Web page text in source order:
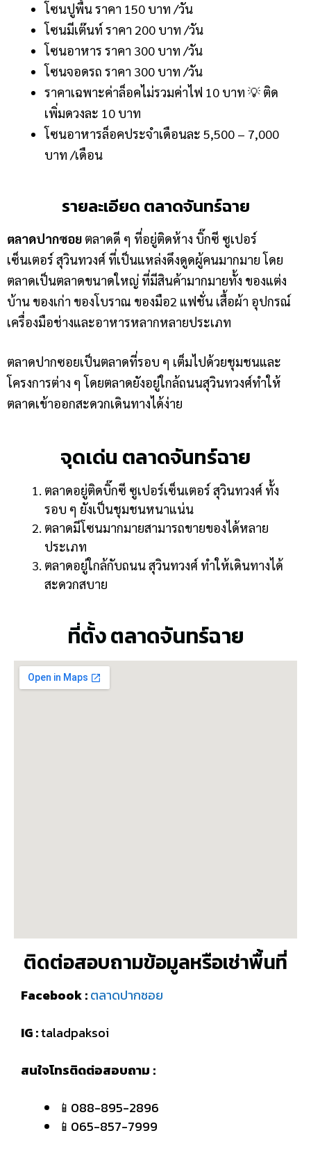
โซนปูพื้น ราคา 150 บาท /วัน
โซนมีเต๊นท์ ราคา 200 บาท /วัน
โซนอาหาร ราคา 300 บาท /วัน
โซนจอดรถ ราคา 300 บาท /วัน
ราคาเฉพาะค่าล็อคไม่รวมค่าไฟ 10 บาท 💡 ติด
เพิ่มดวงละ 10 บาท
โซนอาหารล็อคประจำเดือนละ 5,500 – 7,000
บาท /เดือน
รายละเอียด ตลาดจันทร์ฉาย
ตลาดปากซอย ตลาดดี ๆ ที่อยู่ติดห้าง บิ๊กซี ซูเปอร์
เซ็นเตอร์ สุวินทวงศ์ ที่เป็นแหล่งดึงดูดผู้คนมากมาย โดย
ตลาดเป็นตลาดขนาดใหญ่ ที่มีสินค้ามากมายทั้ง ของแต่ง
บ้าน ของเก่า ของโบราณ ของมือ2 แฟชั่น เสื้อผ้า อุปกรณ์
เครื่องมือช่างและอาหารหลากหลายประเภท
ตลาดปากซอยเป็นตลาดที่รอบ ๆ เต็มไปด้วยชุมชนและ
โครงการต่าง ๆ โดยตลาดยังอยู่ใกล้ถนนสุวินทวงศ์ทำให้
ตลาดเข้าออกสะดวกเดินทางได้ง่าย
จุดเด่น ตลาดจันทร์ฉาย
ตลาดอยู่ติดบิ๊กซี ซูเปอร์เซ็นเตอร์ สุวินทวงศ์ ทั้ง
รอบ ๆ ยังเป็นชุมชนหนาแน่น
ตลาดมีโซนมากมายสามารถขายของได้หลาย
ประเภท
ตลาดอยู่ใกล้กับถนนสุวินทวงศ์ ทำให้เดินทางได้
สะดวกสบาย
ที่ตั้ง ตลาดจันทร์ฉาย
ติดต่อสอบถามข้อมูลหรือเช่าพื้นที่
Facebook :ตลาดปากซอย
IG :taladpaksoi
สนใจโทรติดต่อสอบถาม :
📱088-895-2896
📱065-857-7999